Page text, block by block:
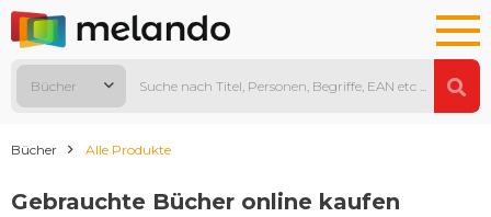
Bücher
Bücher Alle Produkte
Gebrauchte Bücher online kaufen